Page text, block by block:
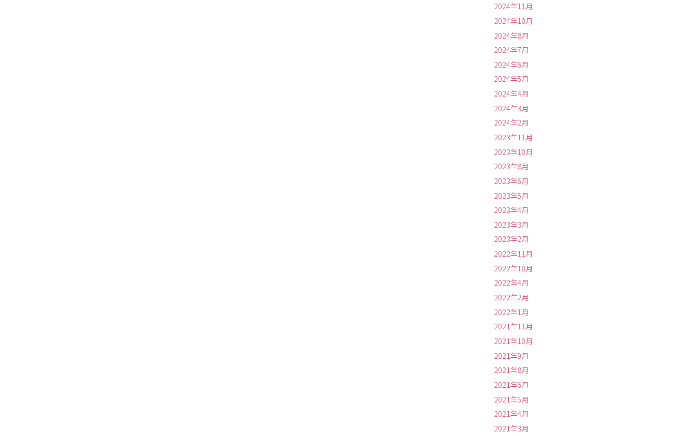
2024年11月
2024年10月
2024年8月
2024年7月
2024年6月
2024年5月
2024年4月
2024年3月
2024年2月
2023年11月
2023年10月
2023年8月
2023年6月
2023年5月
2023年4月
2023年3月
2023年2月
2022年11月
2022年10月
2022年4月
2022年2月
2022年1月
2021年11月
2021年10月
2021年9月
2021年8月
2021年6月
2021年5月
2021年4月
2021年3月